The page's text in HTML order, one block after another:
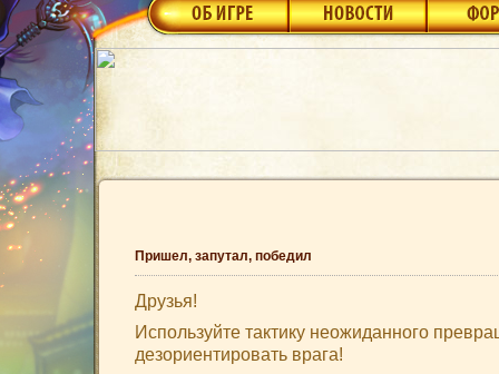
Пришел, запутал, победил
Друзья!
Используйте тактику неожиданного
дезориентировать врага!